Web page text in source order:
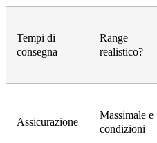
Tempi di
consegna
Range
realistico?
Assicurazione
Massimale e
condizioni